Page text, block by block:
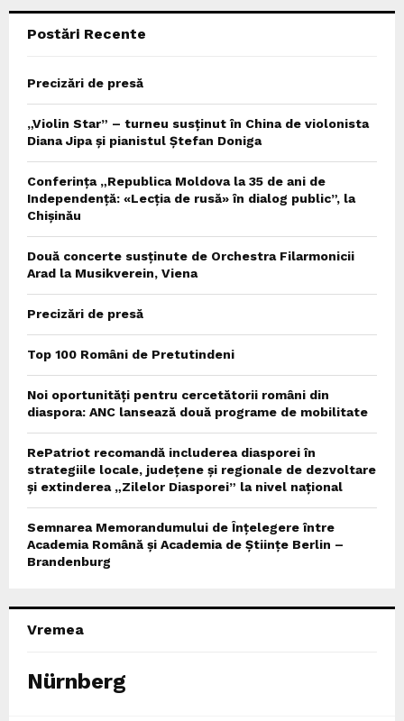
Postări Recente
Precizări de presă
„Violin Star” – turneu susținut în China de violonista
Diana Jipa și pianistul Ștefan Doniga
Conferința „Republica Moldova la 35 de ani de
Independență: «Lecția de rusă» în dialog public”, la
Chișinău
Două concerte susținute de Orchestra Filarmonicii
Arad la Musikverein, Viena
Precizări de presă
Top 100 Români de Pretutindeni
Noi oportunități pentru cercetătorii români din
diaspora: ANC lansează două programe de mobilitate
RePatriot recomandă includerea diasporei în
strategiile locale, județene și regionale de dezvoltare
și extinderea „Zilelor Diasporei” la nivel național
Semnarea Memorandumului de Înțelegere între
Academia Română și Academia de Științe Berlin –
Brandenburg
Vremea
Nürnberg